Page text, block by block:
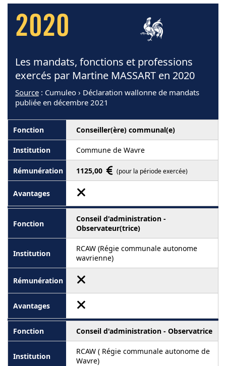
2020
Les mandats, fonctions et professions
exercés par Martine MASSART en 2020
Source : Cumuleo › Déclaration wallonne de mandats
publiée en décembre 2021
Conseiller(ère) communal(e)
Commune de Wavre
1125,00 (pour la période exercée)
Conseil d'administration -
Observateur(trice)
RCAW (Régie communale autonome
wavrienne)
Conseil d'administration - Observatrice
RCAW ( Régie communale autonome de
Wavre)